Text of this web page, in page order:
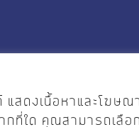
แสดงเนื้อหาและโฆษ
ากที่ใด คุณสามารถเ
by